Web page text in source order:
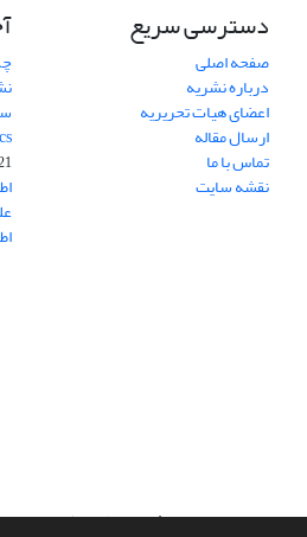
دسترسی سریع
صفحه اصلی
درباره نشریه
اعضای هیات تحریریه
ارسال مقاله
تماس با ما
نقشه سایت
سامانه مدیریت نشریات علمی.طراحی و